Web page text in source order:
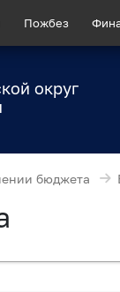
Пожбез
округ
бюджета